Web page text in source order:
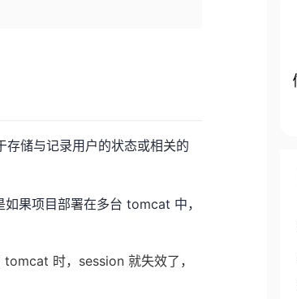
储与记录用户的状态或相关的
果项目部署在多台 tomcat 中，
时，session 就失效了，